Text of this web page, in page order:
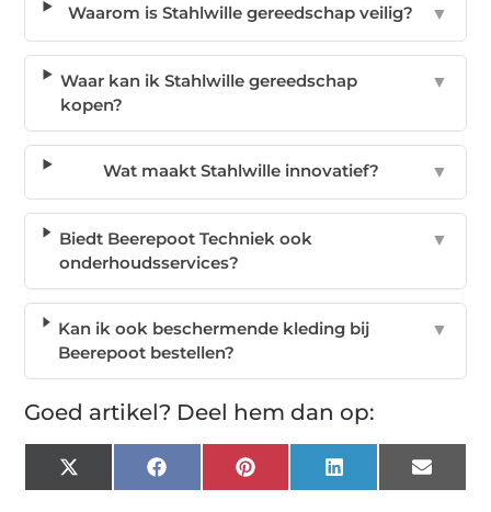
Waarom is Stahlwille gereedschap veilig? ▼
Waar kan ik Stahlwille gereedschap
kopen?
▼
Wat maakt Stahlwille innovatief? ▼
Biedt Beerepoot Techniek ook
onderhoudsservices?
▼
Kan ik ook beschermende kleding bij
Beerepoot bestellen?
▼
Goed artikel? Deel hem dan op:
X
(Twitter)
FacebookPinterest LinkedIn Email